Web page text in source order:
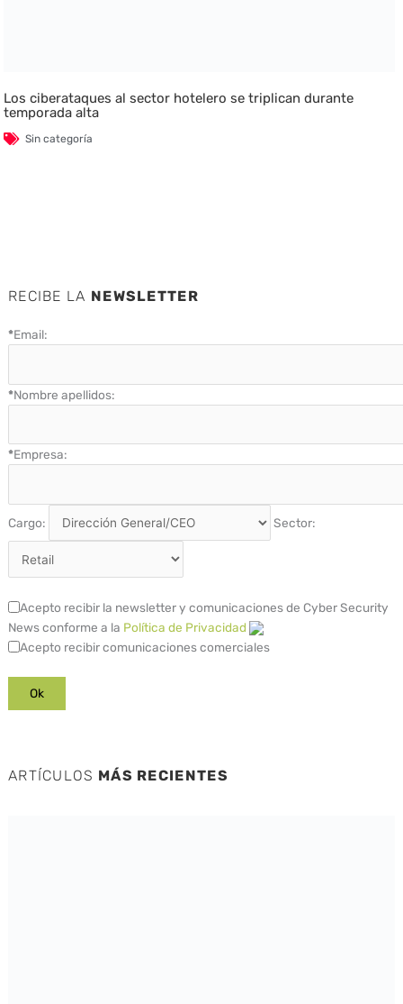
Los ciberataques al sector hotelero se triplican durante
temporada alta
Sin categoría
RECIBE LA NEWSLETTER
*Email:
*Nombre apellidos:
*Empresa:
Cargo: Sector:
Acepto recibir la newsletter y comunicaciones de Cyber Security
News conforme a la Política de Privacidad
Acepto recibir comunicaciones comerciales
ARTÍCULOS MÁS RECIENTES